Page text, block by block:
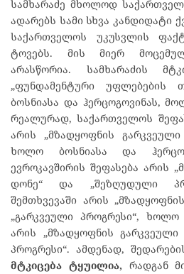
სამხარაძე მხოლოდ
ადარებს სამი სხვა კანდიდატი
საქართველოს უკუსვლის
ტოვებს. მის მიერ
არასწორია. სამხარაძის
„ფუნდამენტური უფლებების
ბოსნიასა და ჰერცოგოვინას,
რეალურად, საქართველოს
არის „მზადყოფნის
ხოლო ბოსნიასა და
ევროკავშირის შეფასება არის
დონე“ და „შეზღუდული
შემთხვევაში არის
„გარკვეული პროგრესი“, ხოლო
არის „მზადყოფნის
პროგრესი“. ამდენად,
მტკიცება ტყუილია, რადგან